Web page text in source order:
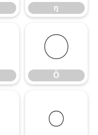
ŋ
Ŏ
Ŏ
ő